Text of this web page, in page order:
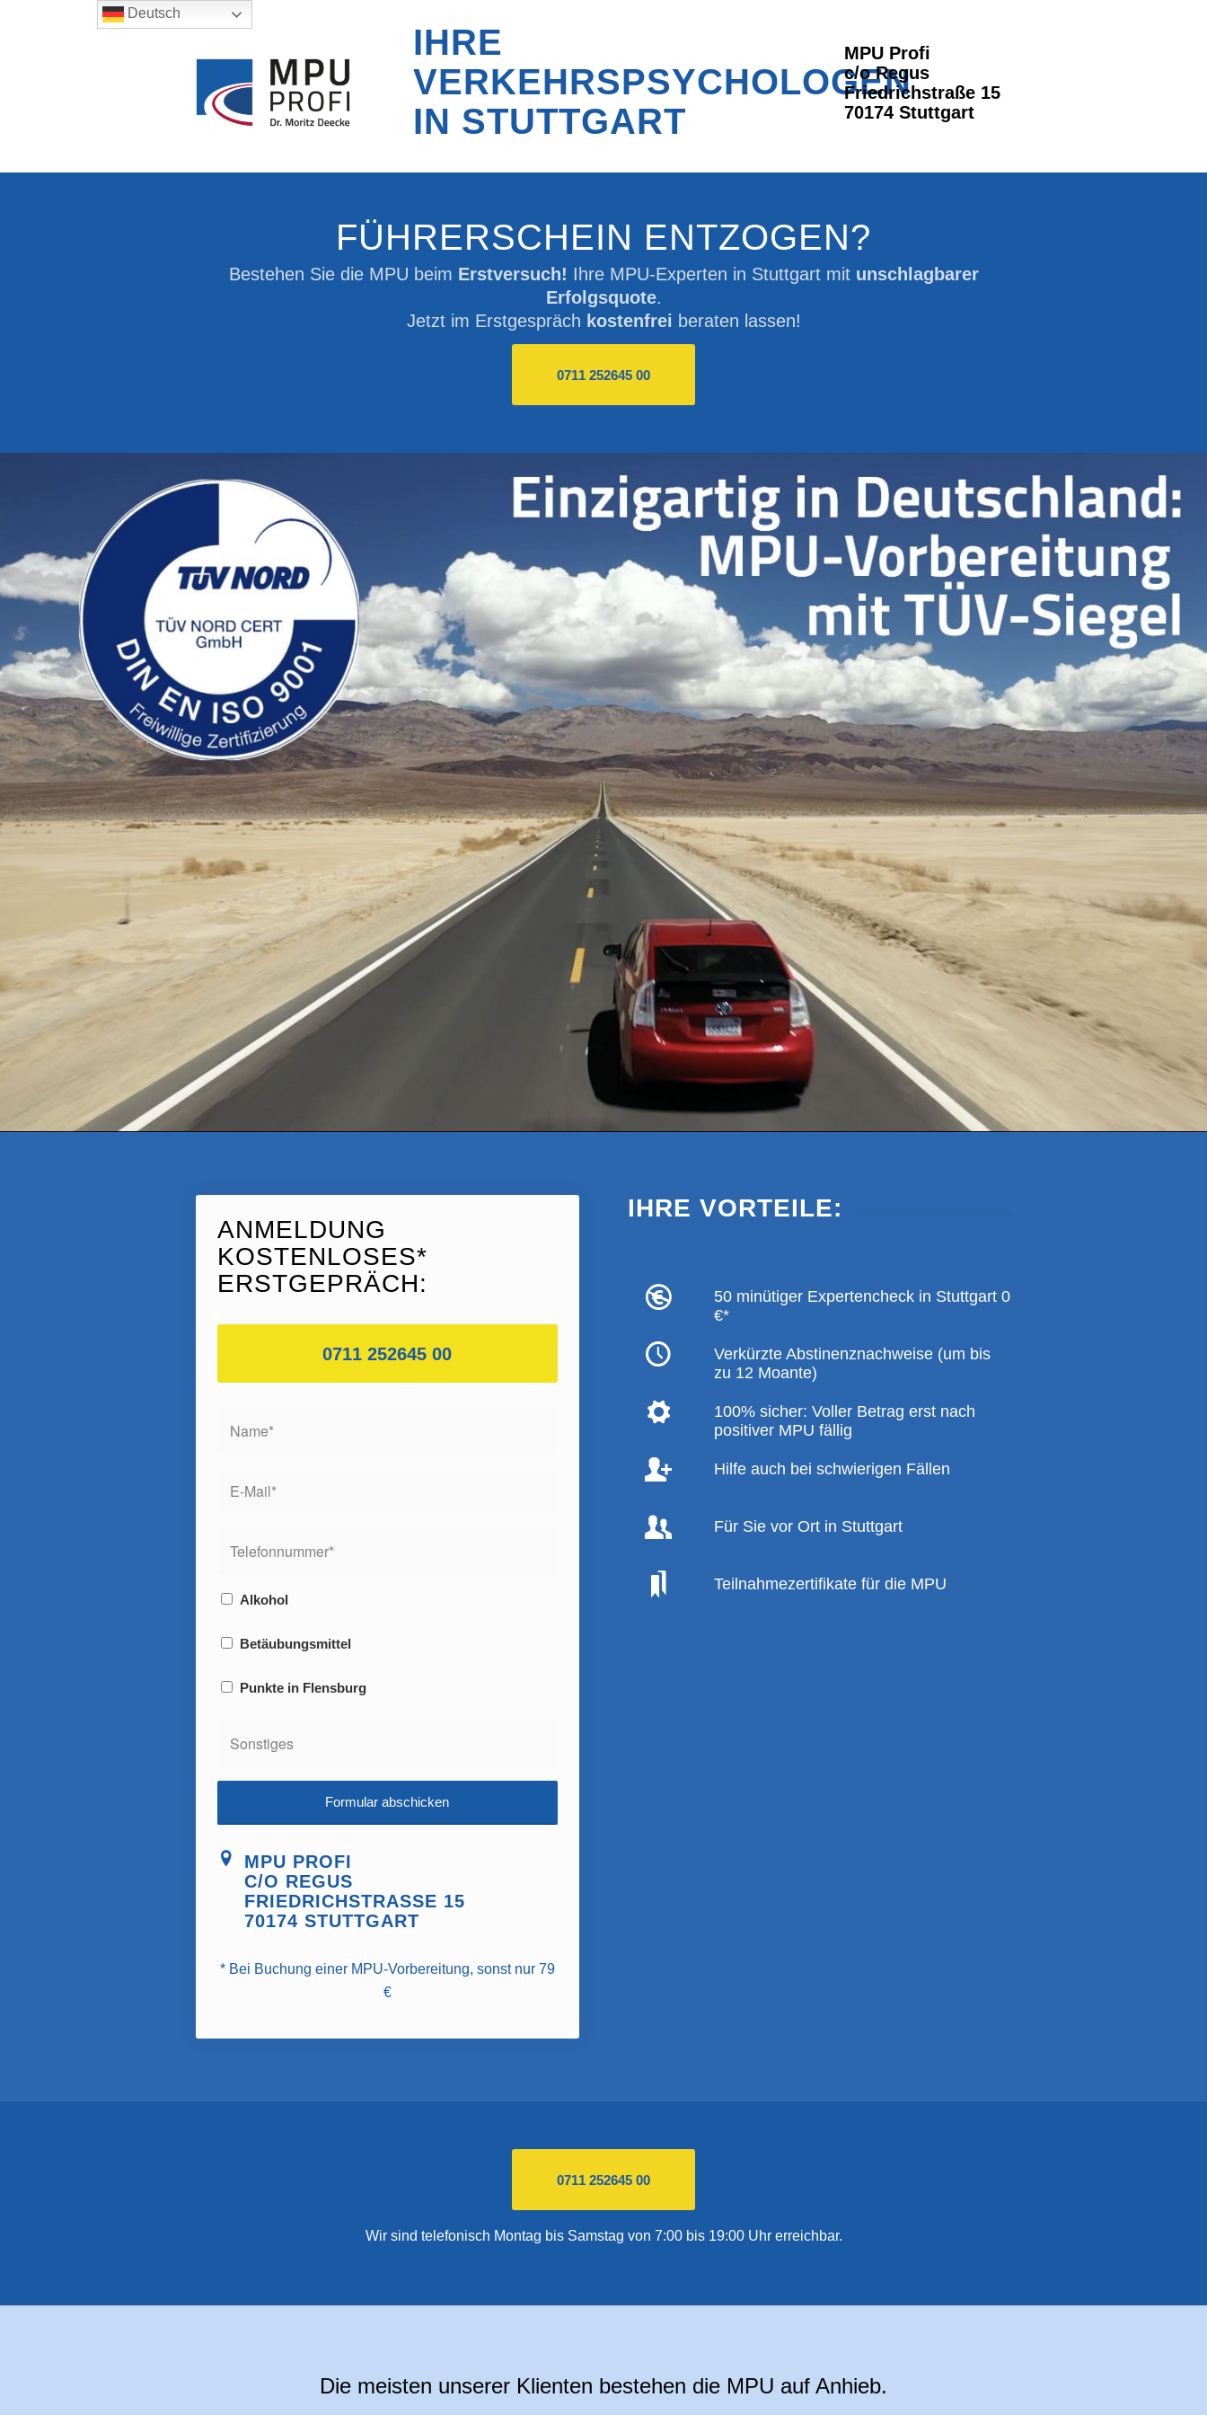
IHRE
VERKEHRSPSYCHOLOGEN
IN STUTTGART
MPU Profi
c/o Regus
Friedrichstraße 15
70174 Stuttgart
FÜHRERSCHEIN ENTZOGEN?
Bestehen Sie die MPU beim Erstversuch! Ihre MPU-Experten in Stuttgart mit unschlagbarer
Erfolgsquote.
Jetzt im Erstgespräch kostenfrei beraten lassen!
0711 252645 00
ANMELDUNG
KOSTENLOSES*
ERSTGEPRÄCH:
0711 252645 00
Alkohol
Betäubungsmittel
Punkte in Flensburg
MPU PROFI
C/O REGUS
FRIEDRICHSTRASSE 15
70174 STUTTGART
* Bei Buchung einer MPU-Vorbereitung, sonst nur 79
€
IHRE VORTEILE:
50 minütiger Expertencheck in Stuttgart 0
€*
Verkürzte Abstinenznachweise (um bis
zu 12 Moante)
100% sicher: Voller Betrag erst nach
positiver MPU fällig
Hilfe auch bei schwierigen Fällen
Für Sie vor Ort in Stuttgart
Teilnahmezertifikate für die MPU
0711 252645 00
Wir sind telefonisch Montag bis Samstag von 7:00 bis 19:00 Uhr erreichbar.
Die meisten unserer Klienten bestehen die MPU auf Anhieb.
Deutsch